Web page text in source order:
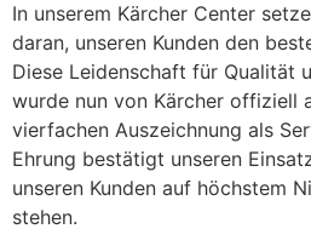
In unserem Kärcher Center
daran, unseren Kunden den
Diese Leidenschaft für Qualität
wurde nun von Kärcher offiziell
vierfachen Auszeichnung als
Ehrung bestätigt unseren
unseren Kunden auf höchstem
stehen.